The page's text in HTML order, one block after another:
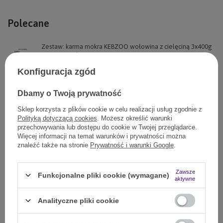
Polecane
Zestaw: karma mokra KEBZOO wołowina z cielęciną 3x400g
i żwacze wołowe
65,00 zł
7597 pkt.
Zestaw: karma mokra KEBZOO wołowina cielęcina dynia
65,00 zł
7194pkt.
Zestaw: Karma sucha Look4dog CARE wołowina 5kg +
3x400g KEBZOO karma mokra
35097pkt.
Zestaw: karma mokra KEBZOO wołowina cielęcina 400g plus
żwacze wołowe 250g
26,90 zł
Konfiguracja zgód
Dbamy o Twoją prywatność
Sklep korzysta z plików cookie w celu realizacji usług zgodnie z
Polityką dotyczącą cookies . Możesz określić warunki
przechowywania lub dostępu do cookie w Twojej przeglądarce.
Więcej informacji na temat warunków i prywatności można
znaleźć także na stronie Prywatność i warunki Google
Funkcjonalne pliki cookie (wymagane)
Zawsze
aktywne
Analityczne pliki cookie